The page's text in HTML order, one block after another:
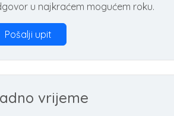
u najkraćem mogućem roku.
Pošalji upit
vrijeme